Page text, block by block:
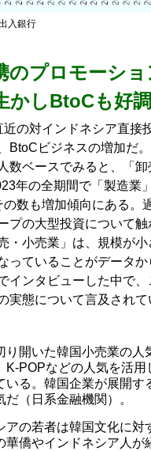
入銀行
のプロモーシ
かしBtoCも好調
近の対インドネシア直接
BtoCビジネスの増加だ
数ベースでみると、「
年の全期間で「製造業
の数も増加傾向にある。
プの大型投資について触
・小売業」は、規模が
っていることがデータか
インタビューした中で
実態について言及されて
り開いた韓国小売業の人
K-POPなどの人気を活用
いる。韓国企業が展開す
だ（日系金融機関）。
アの若者は韓国文化に対
華僑やインドネシア人が